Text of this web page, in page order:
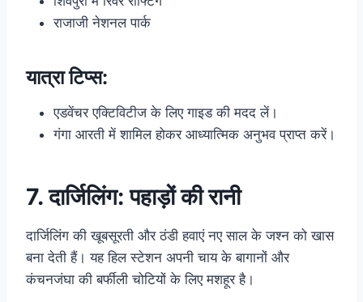
राजाजी नेशनल पार्क
यात्रा टिप्स:
एडवेंचर एक्टिविटीज के लिए गाइड की मदद लें।
गंगा आरती में शामिल होकर आध्यात्मिक अनुभव प्राप्त करें।
7. दार्जिलिंग: पहाड़ों की रानी
दार्जिलिंग की खूबसूरती और ठंडी हवाएं नए साल के जश्न को खास
बना देती हैं। यह हिल स्टेशन अपनी चाय के बागानों और
कंचनजंघा की बर्फीली चोटियों के लिए मशहूर है।